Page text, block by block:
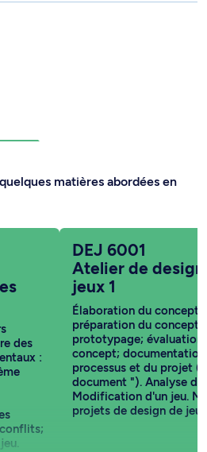
matières abordées en
des
:
DEJ 6001
Atelier de
jeux 1
Élaboration du concept
préparation du concept;
prototypage; évaluation
concept;
processus et du projet
document "). Analyse
Modification d'un jeu.
projets de design de